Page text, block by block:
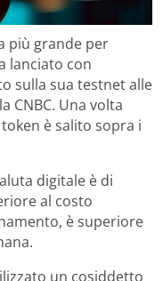
più grande per
lanciato con
sulla sua testnet alle
CNBC. Una volta
è salito sopra i
digitale è di
al costo
è superiore
un cosiddetto